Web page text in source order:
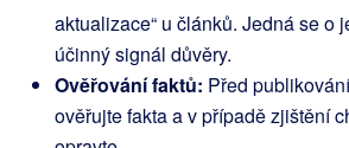
aktualizace“ u článků. Jedná se o
účinný signál důvěry.
Ověřování faktů: Před
ověřujte fakta a v případě zjištění